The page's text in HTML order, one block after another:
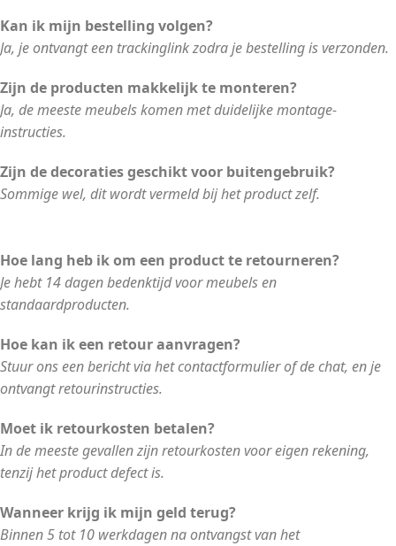
Kan ik mijn bestelling volgen?
Ja, je ontvangt een trackinglink zodra je bestelling is verzonden.
Zijn de producten makkelijk te monteren?
Ja, de meeste meubels komen met duidelijke montage-
instructies.
Zijn de decoraties geschikt voor buitengebruik?
Sommige wel, dit wordt vermeld bij het product zelf.
Hoe lang heb ik om een product te retourneren?
Je hebt 14 dagen bedenktijd voor meubels en
standaardproducten.
Hoe kan ik een retour aanvragen?
Stuur ons een bericht via het contactformulier of de chat, en je
ontvangt retourinstructies.
Moet ik retourkosten betalen?
In de meeste gevallen zijn retourkosten voor eigen rekening,
tenzij het product defect is.
Wanneer krijg ik mijn geld terug?
Binnen 5 tot 10 werkdagen na ontvangst van het